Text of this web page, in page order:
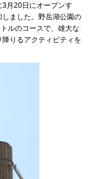
月20日にオープンす
ました。野岳湖公園の
ルのコースで、雄大な
りるアクティビティを